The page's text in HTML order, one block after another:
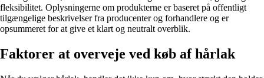
fleksibilitet. Oplysningerne om produkterne er baseret på offentligt
tilgængelige beskrivelser fra producenter og forhandlere og er
opsummeret for at give et klart og neutralt overblik.
Faktorer at overveje ved køb af hårlak